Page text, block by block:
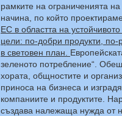
рамките на ограниченията
начина, по който
ЕС в областта на
цели: по-добри продукти, по-
в световен план.
зеленото потребление“.
хората, общностите и
приноса на бизнеса и
компаниите и продуктите.
създава належаща нужда от